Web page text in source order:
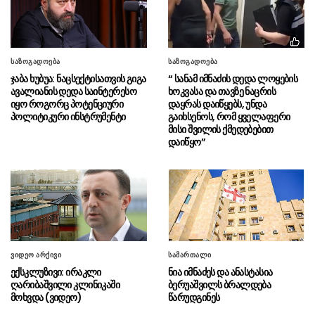
06.08 - 16:33
ირაკლი კობახიძე – სათანადო
ვადებში ბოლომდე იქნება მიყვანილი
უმაღლესი განათლების რეფორმა
06.08 - 16:22
“ვინც უპირისპირდება
საქართველოს ეროვნულ ინტერესებს, მათ
მიაკითხავს სამართალი”
06.08 - 16:19ირაკლი კობახიძე გიორგი
ბარამიძის განცხადებაზე – ეს არის ყოვლად
სამარცხვინო, მოღალატეობრივი განცხადება
06.08 - 16:17არქეოლოგებმა ჩეხეთში 6 000
წელზე მეტი ხნის სამარხი აღმოაჩინეს
06.08 - 16:10“ბათუმის საზღვაო აკადემიაში
იქმნება ძალიან მნიშვნელოვანი რესურსი
ეკონომიკური თვალსაზრისით”
06.08 - 16:09“ეს არის საბოტაჟი საკუთარი
ქვეყნის და ეროვნული ინტერესების
წინააღმდეგ”
საზოგადოება
ჯაბა ხუბუა: ნაცსექტისათვის გიგა
ავალიანის დედა საინტერესო
იყო როგორც პოტენციური
პოლიტიკური ინსტრუმენტი
საზოგადოება
“ სანამ იმნაძის დედა ლოყების
ხოკვასა და თავზე ნაცრის
დაყრას დაიწყებს, უნდა
გაიხსენოს, რომ ყველაფერი
მისი შვილის ქმედებებით
დაიწყო”
ვიდეო არქივი
ექსკლუზივი: ირაკლი
ღარიბაშვილი კლინიკაში
მოხვდა (ვიდეო)
სამართალი
ნია იმნაძეს და ანასტასია
ბერუაშვილს ბრალდება
წარუდგინეს